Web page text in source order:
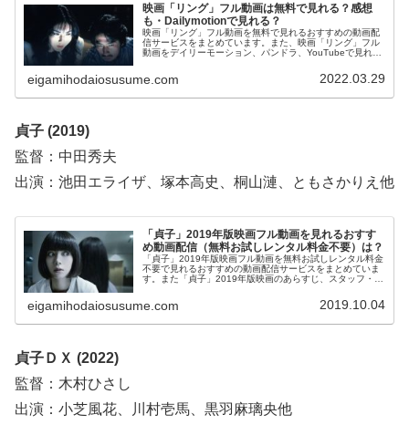
映画「リング」フル動画は無料で見れる？感想
も・Dailymotionで見れる？
映画「リング」フル動画を無料で見れるおすすめの動画配
信サービスをまとめています。また、映画「リング」フル
動画をデイリーモーション、パンドラ、YouTubeで見れる
あらすじ・感想についてもお伝えしていますので、動画配
信サービス選びや映画本編を見る前の予備知識として役立
eigamihodaiosusume.com 2022.03.29
貞子 (2019)
監督：中田秀夫
出演：池田エライザ、塚本高史、桐山漣、ともさかりえ他
「貞子」2019年版映画フル動画を見れるおすす
め動画配信（無料お試しレンタル料金不要）は？
「貞子」2019年版映画フル動画を無料お試しレンタル料金
不要で見れるおすすめの動画配信サービスをまとめていま
す。また「貞子」2019年版映画のあらすじ、スタッフ・キ
配信サービス選びや映画本編を見る前の予備知識として役
立ててください。
eigamihodaiosusume.com 2019.10.04
貞子ＤＸ (2022)
監督：木村ひさし
出演：小芝風花、川村壱馬、黒羽麻璃央他